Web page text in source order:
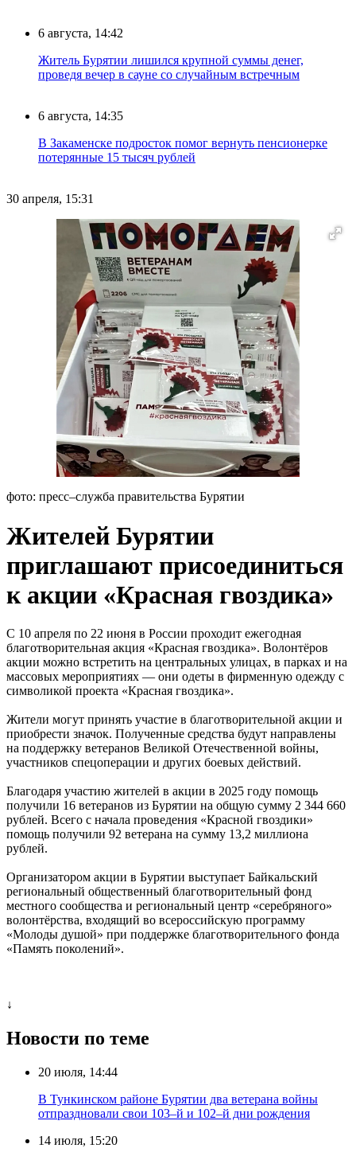
6 августа, 14:42
Житель Бурятии лишился крупной суммы денег,
проведя вечер в сауне со случайным встречным
6 августа, 14:35
В Закаменске подросток помог вернуть пенсионерке
потерянные 15 тысяч рублей
30 апреля, 15:31
фото: пресс–служба правительства Бурятии
Жителей Бурятии
приглашают присоединиться
к акции «Красная гвоздика»
С 10 апреля по 22 июня в России проходит ежегодная
благотворительная акция «Красная гвоздика». Волонтёров
акции можно встретить на центральных улицах, в парках и на
массовых мероприятиях — они одеты в фирменную одежду с
символикой проекта «Красная гвоздика».
Жители могут принять участие в благотворительной акции и
приобрести значок. Полученные средства будут направлены
на поддержку ветеранов Великой Отечественной войны,
участников спецоперации и других боевых действий.
Благодаря участию жителей в акции в 2025 году помощь
получили 16 ветеранов из Бурятии на общую сумму 2 344 660
рублей. Всего с начала проведения «Красной гвоздики»
помощь получили 92 ветерана на сумму 13,2 миллиона
рублей.
Организатором акции в Бурятии выступает Байкальский
региональный общественный благотворительный фонд
местного сообщества и региональный центр «серебряного»
волонтёрства, входящий во всероссийскую программу
«Молоды душой» при поддержке благотворительного фонда
«Память поколений».
↓
Новости по теме
20 июля, 14:44
В Тункинском районе Бурятии два ветерана войны
отпраздновали свои 103–й и 102–й дни рождения
14 июля, 15:20